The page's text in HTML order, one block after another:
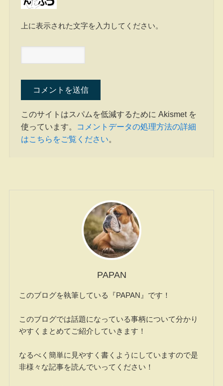
上に表示された文字を入力してください。
このサイトはスパムを低減するために Akismet を
使っています。
コメントデータの処理方法の詳細
はこちらをご覧ください。
PAPAN
このブログを執筆している『PAPAN』です！
このブログでは話題になっている事柄について分かり
やすくまとめてご紹介していきます！
なるべく簡単に見やすく書くようにしていますので是
非様々な記事を読んでいってください！